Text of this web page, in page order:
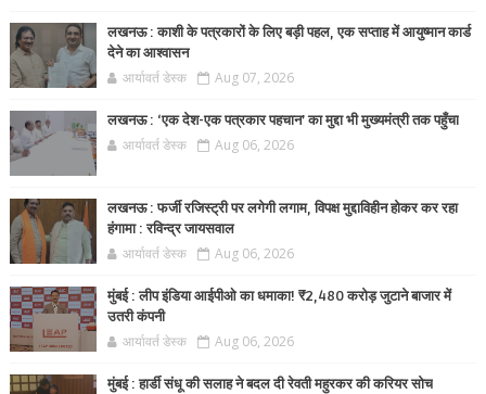
लखनऊ : काशी के पत्रकारों के लिए बड़ी पहल, एक सप्ताह में आयुष्मान कार्ड
देने का आश्वासन
आर्यावर्त डेस्क Aug 07, 2026
लखनऊ : ‘एक देश-एक पत्रकार पहचान’ का मुद्दा भी मुख्यमंत्री तक पहुँचा
आर्यावर्त डेस्क Aug 06, 2026
लखनऊ : फर्जी रजिस्ट्री पर लगेगी लगाम, विपक्ष मुद्दाविहीन होकर कर रहा
हंगामा : रविन्द्र जायसवाल
आर्यावर्त डेस्क Aug 06, 2026
मुंबई : लीप इंडिया आईपीओ का धमाका! ₹2,480 करोड़ जुटाने बाजार में
उतरी कंपनी
आर्यावर्त डेस्क Aug 06, 2026
मुंबई : हार्डी संधू की सलाह ने बदल दी रेवती महुरकर की करियर सोच